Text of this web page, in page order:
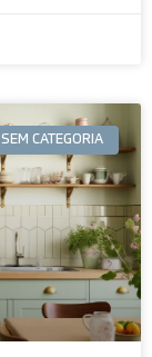
SEM CATEGORIA